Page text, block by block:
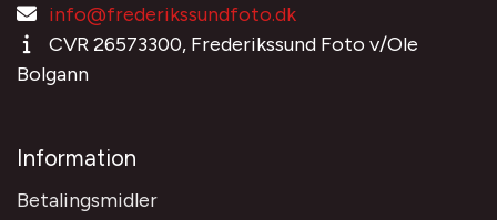
info@frederikssundfoto.dk
CVR 26573300, Frederikssund Foto v/Ole
Bolgann
Information
Betalingsmidler